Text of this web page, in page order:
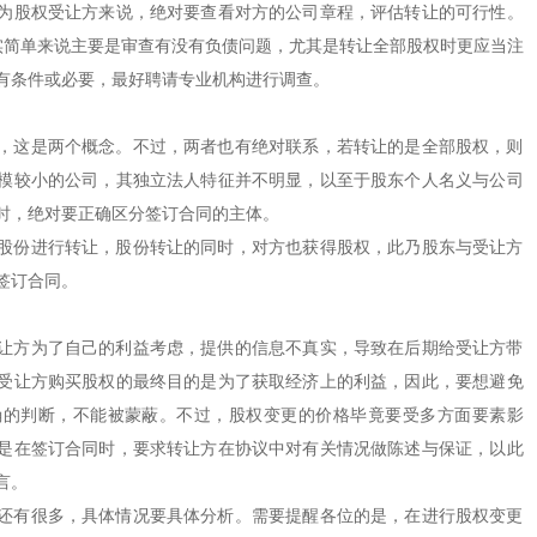
权受让方来说，绝对要查看对方的公司章程，评估转让的可行性。
单来说主要是审查有没有负债问题，尤其是转让全部股权时更应当注
件或必要，最好聘请专业机构进行调查。
两个概念。不过，两者也有绝对联系，若转让的是全部股权，则
较小的公司，其独立法人特征并不明显，以至于股东个人名义与公司
绝对要正确区分签订合同的主体。
行转让，股份转让的同时，对方也获得股权，此乃股东与受让方
合同。
了自己的利益考虑，提供的信息不真实，导致在后期给受让方带
让方购买股权的最终目的是为了获取经济上的利益，因此，要想避免
判断，不能被蒙蔽。不过，股权变更的价格毕竟要受多方面要素影
在签订合同时，要求转让方在协议中对有关情况做陈述与保证，以此
多，具体情况要具体分析。需要提醒各位的是，在进行股权变更